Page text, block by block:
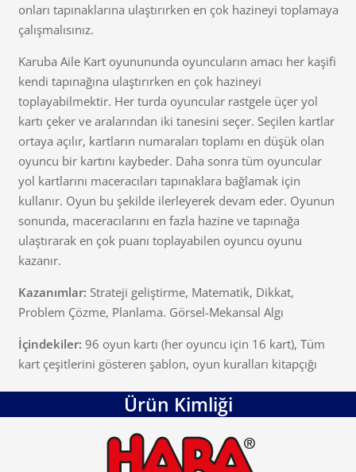
onları tapınaklarına ulaştırırken en çok hazineyi toplamaya
çalışmalısınız.
Karuba Aile Kart oyunununda oyuncuların amacı her kaşifi
kendi tapınağına ulaştırırken en çok hazineyi
toplayabilmektir. Her turda oyuncular rastgele üçer yol
kartı çeker ve aralarından iki tanesini seçer. Seçilen kartlar
ortaya açılır, kartların numaraları toplamı en düşük olan
oyuncu bir kartını kaybeder. Daha sonra tüm oyuncular
yol kartlarını maceracıları tapınaklara bağlamak için
kullanır. Oyun bu şekilde ilerleyerek devam eder. Oyunun
sonunda, maceracılarını en fazla hazine ve tapınağa
ulaştırarak en çok puanı toplayabilen oyuncu oyunu
kazanır.
Kazanımlar: Strateji geliştirme, Matematik, Dikkat,
Problem Çözme, Planlama. Görsel-Mekansal Algı
İçindekiler: 96 oyun kartı (her oyuncu için 16 kart), Tüm
kart çeşitlerini gösteren şablon, oyun kuralları kitapçığı
Ürün Kimliği